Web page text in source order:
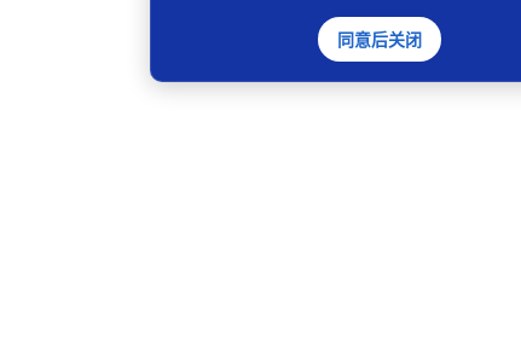
同意后关闭